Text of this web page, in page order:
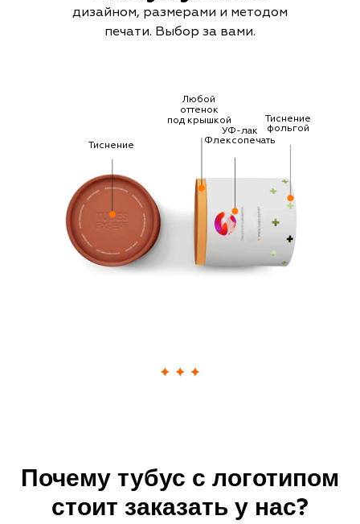
Тиснение
дизайном, размерами и методом
печати. Выбор за вами.
Любой
оттенок
под крышкой
УФ-лак
Флексопечать
Тиснение
фольгой
Почему тубус с логотипом
стоит заказать у нас?